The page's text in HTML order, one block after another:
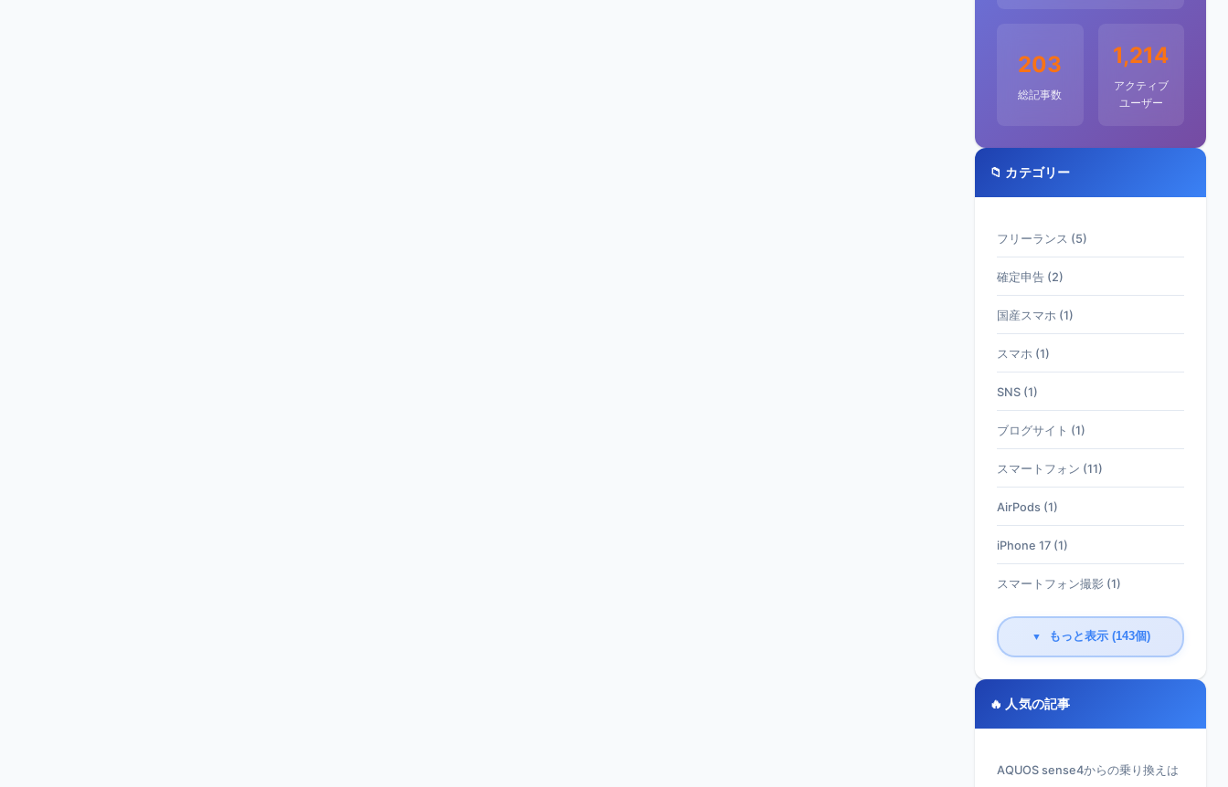
203
総記事数
1,214
アクティブ
ユーザー
📁 カテゴリー
フリーランス (5)
確定申告 (2)
国産スマホ (1)
スマホ (1)
SNS (1)
ブログサイト (1)
スマートフォン (11)
AirPods (1)
iPhone 17 (1)
スマートフォン撮影 (1)
▼ もっと表示 (143個)
🔥 人気の記事
AQUOS sense4からの乗り換えは